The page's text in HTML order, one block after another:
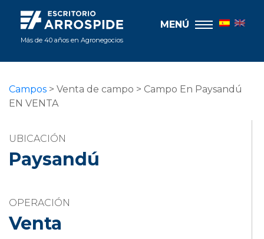
Más de 40 años en Agronegocios
MENÚ
Campos > Venta de campo > Campo En Paysandú
EN VENTA
UBICACIÓN
Paysandú
OPERACIÓN
Venta